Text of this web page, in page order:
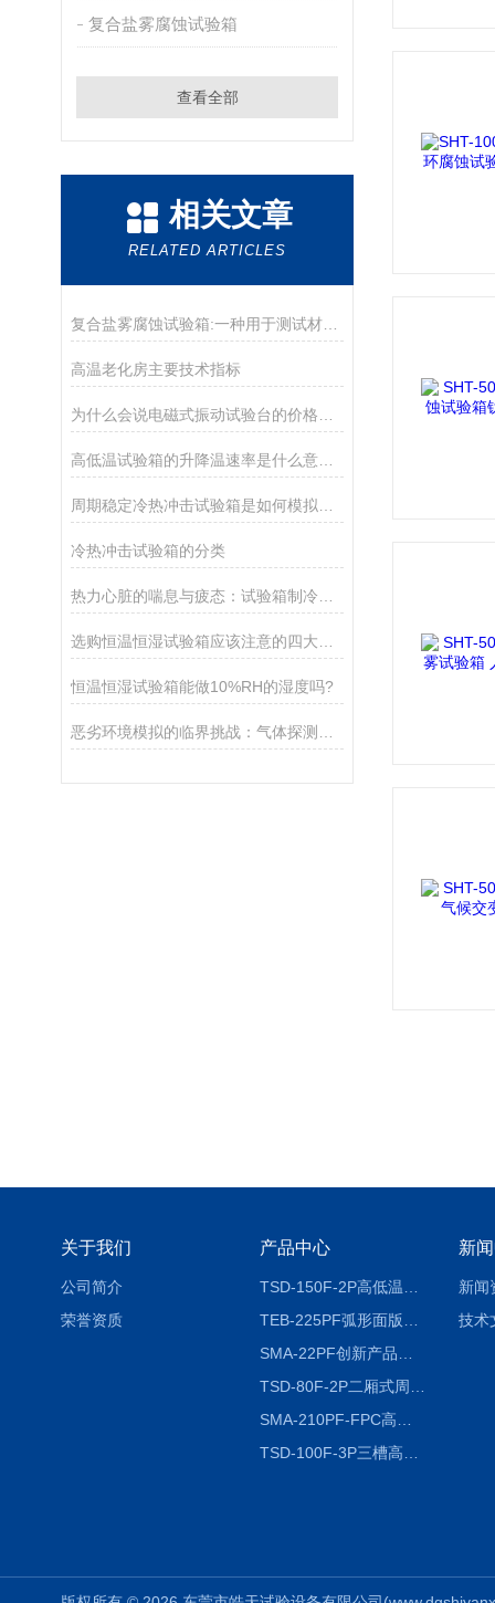
复合盐雾腐蚀试验箱
查看全部
相关文章
RELATED ARTICLES
复合盐雾腐蚀试验箱:一种用于测试材料耐腐蚀性的设备
高温老化房主要技术指标
高低温试验箱的升降温速率是什么意思？
冷热冲击试验箱的分类
恒温恒湿试验箱能做10%RH的湿度吗?
关于我们
公司简介
荣誉资质
产品中心 新
新闻
技术